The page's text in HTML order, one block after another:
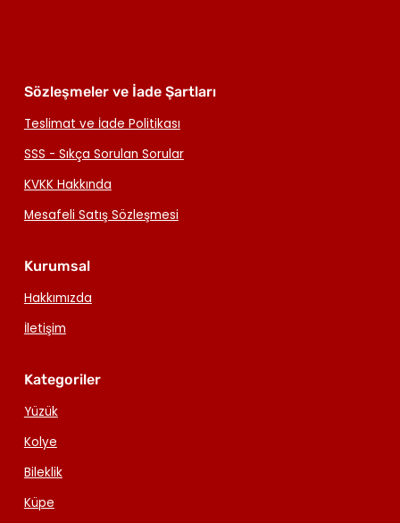
Sözleşmeler ve İade Şartları
Teslimat ve İade Politikası
SSS - Sıkça Sorulan Sorular
KVKK Hakkında
Mesafeli Satış Sözleşmesi
Kurumsal
Hakkımızda
İletişim
Kategoriler
Yüzük
Kolye
Bileklik
Küpe